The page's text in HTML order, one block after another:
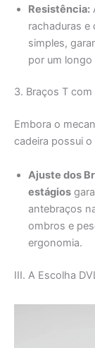
Resistência:
rachaduras
simples,
por um longo
3. Braços T
Embora o
cadeira possui
Ajuste dos
estágios
antebraços
ombros e
ergonomia.
III. A Escolha